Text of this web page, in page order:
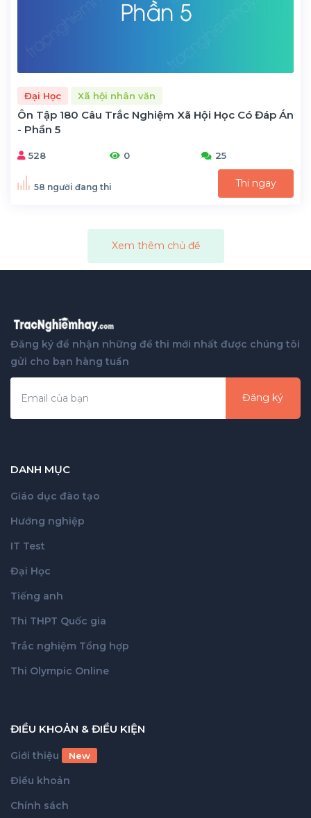
Đại Học Xã hội nhân văn
Ôn Tập 180 Câu Trắc Nghiệm Xã Hội Học Có Đáp Án
- Phần 5
528 0 25
58 người đang thi Thi ngay
Xem thêm chủ đề
Đăng ký để nhận những đề thi mới nhất được chúng tôi
gửi cho bạn hàng tuần
Đăng ký
DANH MỤC
Giáo dục đào tạo
Hướng nghiệp
IT Test
Đại Học
Tiếng anh
Thi THPT Quốc gia
Trắc nghiệm Tổng hợp
Thi Olympic Online
ĐIỀU KHOẢN & ĐIỀU KIỆN
Giới thiệu New
Điều khoản
Chính sách